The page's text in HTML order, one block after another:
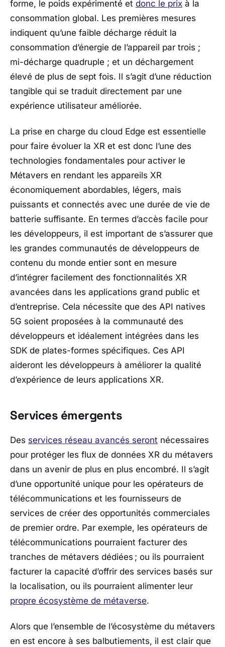
forme, le poids expérimenté et donc le prix à la
consommation global. Les premières mesures
indiquent qu’une faible décharge réduit la
consommation d’énergie de l’appareil par trois ;
mi-décharge quadruple ; et un déchargement
élevé de plus de sept fois. Il s’agit d’une réduction
tangible qui se traduit directement par une
expérience utilisateur améliorée.
La prise en charge du cloud Edge est essentielle
pour faire évoluer la XR et est donc l’une des
technologies fondamentales pour activer le
Métavers en rendant les appareils XR
économiquement abordables, légers, mais
puissants et connectés avec une durée de vie de
batterie suffisante. En termes d’accès facile pour
les développeurs, il est important de s’assurer que
les grandes communautés de développeurs de
contenu du monde entier sont en mesure
d’intégrer facilement des fonctionnalités XR
avancées dans les applications grand public et
d’entreprise. Cela nécessite que des API natives
5G soient proposées à la communauté des
développeurs et idéalement intégrées dans les
SDK de plates-formes spécifiques. Ces API
aideront les développeurs à améliorer la qualité
d’expérience de leurs applications XR.
Services émergents
Des services réseau avancés seront nécessaires
pour protéger les flux de données XR du métavers
dans un avenir de plus en plus encombré. Il s’agit
d’une opportunité unique pour les opérateurs de
télécommunications et les fournisseurs de
services de créer des opportunités commerciales
de premier ordre. Par exemple, les opérateurs de
télécommunications pourraient facturer des
tranches de métavers dédiées ; ou ils pourraient
facturer la capacité d’offrir des services basés sur
la localisation, ou ils pourraient alimenter leur
propre écosystème de métaverse.
Alors que l’ensemble de l’écosystème du métavers
en est encore à ses balbutiements, il est clair que